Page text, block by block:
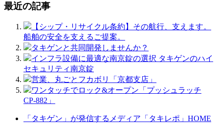
最近の記事
【シップ・リサイクル条約】その航行、支えます。
船舶の安全を支えるご提案。
タキゲンと共同開発しませんか？
インフラ設備に最適な南京錠の選択 タキゲンのハイ
セキュリティ南京錠
営業、丸ごとフカボリ「京都支店」
ワンタッチでロック&オープン「プッシュラッチ
CP-882」
「タキゲン」が発信するメディア「タキレポ」HOME